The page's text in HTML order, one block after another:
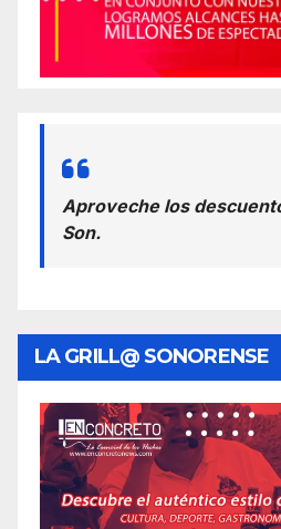
Aproveche los
Son.
LA GRILL@ SONORENSE